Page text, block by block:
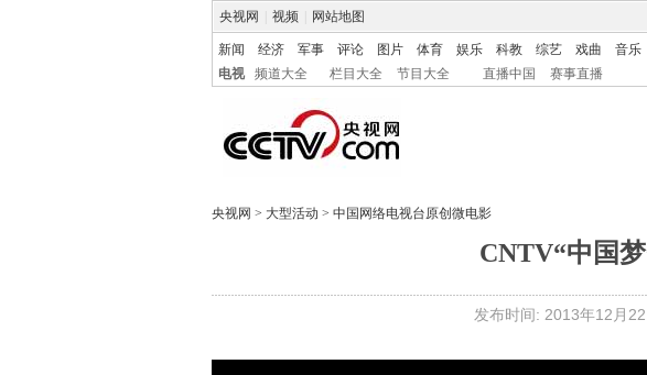
央视网 视频 网站地图
新闻 经济 军事 评论 图片 体育 娱乐 科教 综艺 戏曲 音乐
电视
频道大全 栏目大全 节目大全 直播中国 赛事直播
央视网 > 大型活动 > 中国网络电视台原创微电影
CNTV“中国
发布时间: 2013年12月